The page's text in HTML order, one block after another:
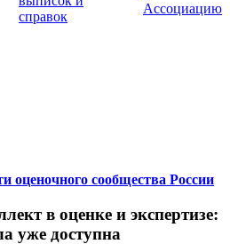
справок
Ассоциацию
оценочного сообщества России
в оценке и экспертизе:
уже доступна